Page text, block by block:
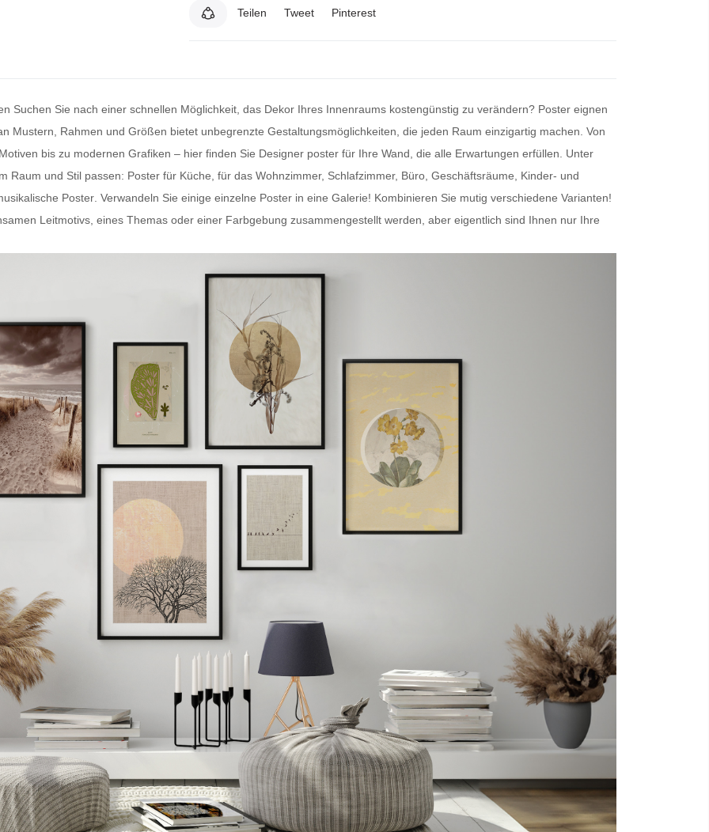
Teilen Tweet Pinterest
Suchen Sie nach einer schnellen Möglichkeit, das Dekor Ihres Innenraums kostengünstig zu verändern? Poster eignen
Mustern, Rahmen und Größen bietet unbegrenzte Gestaltungsmöglichkeiten, die jeden Raum einzigartig machen. Von
bis zu modernen Grafiken – hier finden Sie Designer poster für Ihre Wand , die alle Erwartungen erfüllen. Unter
Raum und Stil passen: Poster für Küche , für das Wohnzimmer, Schlafzimmer, Büro, Geschäftsräume, Kinder- und
Poster . Verwandeln Sie einige einzelne Poster in eine Galerie! Kombinieren Sie mutig verschiedene Varianten!
Leitmotivs, eines Themas oder einer Farbgebung zusammengestellt werden, aber eigentlich sind Ihnen nur Ihre